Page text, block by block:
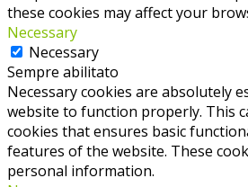
these cookies may affect your
Necessary
Necessary
Sempre abilitato
Necessary cookies are absolutely
website to function properly. This
cookies that ensures basic
features of the website. These
personal information.